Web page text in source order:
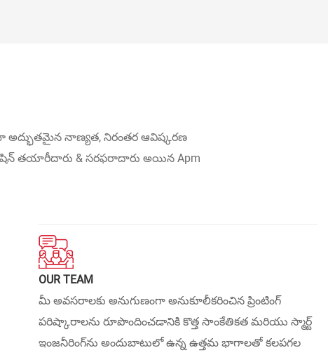
నాణ్యత, నిరంతర ఆవిష్కరణ
తయారీదారు & సరఫరాదారు అయిన Apm
OUR TEAM
మీ అవసరాలకు అనుగుణంగా అనుకూలీకరించిన ప్రింటింగ్
పరిష్కారాలను రూపొందించడానికి కొత్త సాంకేతికత మరియు స్మార్ట్
ఇంజనీరింగ్‌ను అందుబాటులో ఉన్న ఉత్తమ భాగాలతో కలపగల